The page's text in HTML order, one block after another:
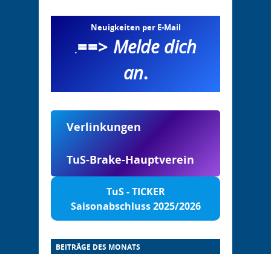
Neuigkeiten per E-Mail
.==> Melde dich
an.
Verlinkungen
TuS-Brake-Hauptverein
TuS - TICKER
Saisonabschluss 2025/2026
BEITRÄGE DES MONATS